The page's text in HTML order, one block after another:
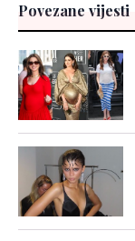
Povezane vijesti